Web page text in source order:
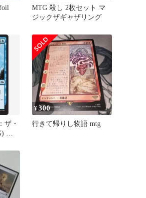
MTG 殺し 2枚セット マ
ジックザギャザリング
ザ・
払
¥300
行きて帰りし物語 mtg